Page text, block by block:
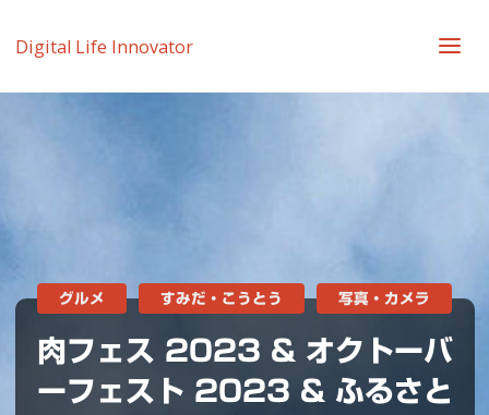
Digital Life Innovator
肉フェス 2023 & オクトーバ
ーフェスト 2023 & ふるさと
グルメ すみだ・こうとう 写真・カメラ